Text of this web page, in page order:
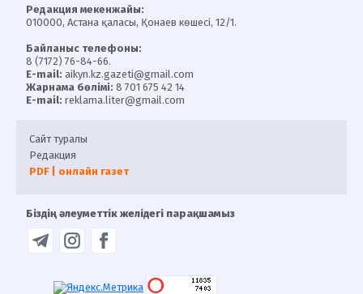
Редакция мекенжайы:
010000, Астана қаласы, Қонаев көшесі, 12/1.
Байланыс телефоны:
8 (7172) 76-84-66.
E-mail: aikyn.kz.gazeti@gmail.com
Жарнама бөлімі: 8 701 675 42 14
E-mail: reklama.liter@gmail.com
Сайт туралы
Редакция
PDF | онлайн газет
Біздің әлеуметтік желідегі парақшамыз